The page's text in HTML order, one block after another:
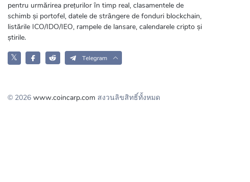
pentru urmărirea prețurilor în timp real, clasamentele de
schimb și portofel, datele de strângere de fonduri blockchain,
listările ICO/IDO/IEO, rampele de lansare, calendarele cripto și
știrile.
𝕏 Telegram
© 2026 www.coincarp.com สงวนลิขสิทธิ์ทั้งหมด